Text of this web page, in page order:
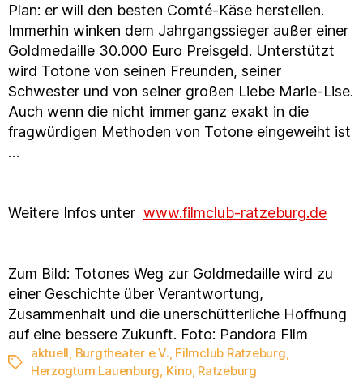
Plan: er will den besten Comté-Käse herstellen.
Immerhin winken dem Jahrgangssieger außer einer
Goldmedaille 30.000 Euro Preisgeld. Unterstützt
wird Totone von seinen Freunden, seiner
Schwester und von seiner großen Liebe Marie-Lise.
Auch wenn die nicht immer ganz exakt in die
fragwürdigen Methoden von Totone eingeweiht ist
…
Weitere Infos unter www.filmclub-ratzeburg.de
Zum Bild: Totones Weg zur Goldmedaille wird zu
einer Geschichte über Verantwortung,
Zusammenhalt und die unerschütterliche Hoffnung
auf eine bessere Zukunft. Foto: Pandora Film
Schlagwörter
aktuell, Burgtheater e.V., Filmclub Ratzeburg,
Herzogtum Lauenburg, Kino, Ratzeburg